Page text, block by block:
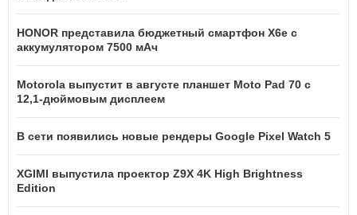
HONOR представила бюджетный смартфон X6e с
аккумулятором 7500 мАч
Motorola выпустит в августе планшет Moto Pad 70 с
12,1-дюймовым дисплеем
В сети появились новые рендеры Google Pixel Watch 5
XGIMI выпустила проектор Z9X 4K High Brightness
Edition